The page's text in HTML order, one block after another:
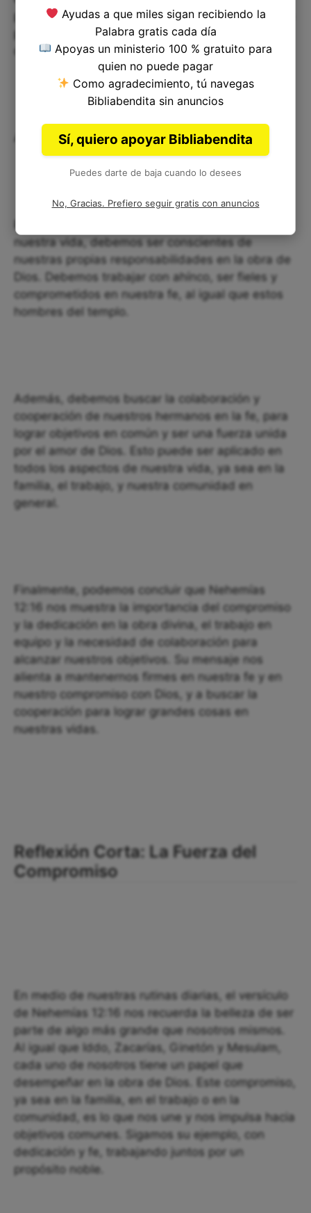
podemos lograr grandes cosas y tener un impacto
positivo en nuestras vidas y en la vida de los
demás.
Aplicación en nuestra vida:
nuestra vida, debemos ser conscientes de
nuestras propias responsabilidades en la obra de
Dios. Debemos trabajar con ahínco, ser fieles y
comprometidos en nuestra fe, al igual que estos
hombres del templo.
Además, debemos buscar la colaboración y
cooperación de nuestros hermanos en la fe, para
lograr objetivos en común y ser una fuerza unida
por el amor de Dios. Esto puede ser aplicado en
todos los aspectos de nuestra vida, ya sea en la
familia, el trabajo, y nuestra comunidad en
general.
Finalmente, podemos concluir que Nehemías
12:16 nos muestra la importancia del compromiso
y la dedicación en la obra divina, el trabajo en
equipo y la necesidad de colaboración para
alcanzar nuestros objetivos. Su mensaje nos
alienta a mantenernos firmes en nuestra fe y en
nuestro compromiso con Dios, y a buscar la
cooperación para lograr grandes cosas en
nuestras vidas.
Reflexión Corta: La Fuerza del
Compromiso
En medio de nuestras rutinas diarias, el versículo
de Nehemías 12:16 nos recuerda la belleza de ser
parte de algo más grande que nosotros mismos.
Al igual que Iddo, Zacarías, Ginetón y Mesulam,
cada uno de nosotros tiene un papel que
desempeñar en la obra de Dios. Este compromiso,
ya sea en la familia, en el trabajo o en la
comunidad, es lo que nos une y nos impulsa hacia
objetivos comunes. Sigamos su ejemplo, con
dedicación y fe, trabajando juntos por un
propósito noble.
Ayudas a que miles sigan recibiendo la
Palabra gratis cada día
Apoyas un ministerio 100 % gratuito para
quien no puede pagar
Como agradecimiento, tú navegas
Bibliabendita sin anuncios
Sí, quiero apoyar Bibliabendita
Puedes darte de baja cuando lo desees
No, Gracias. Prefiero seguir gratis con anuncios